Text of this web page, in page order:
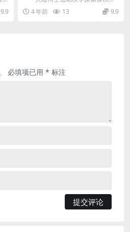
9.9
基础级，完结版百度网盘分享早教
探索课程501M标清...
4 年前 13 9.9
必填项已用 * 标注